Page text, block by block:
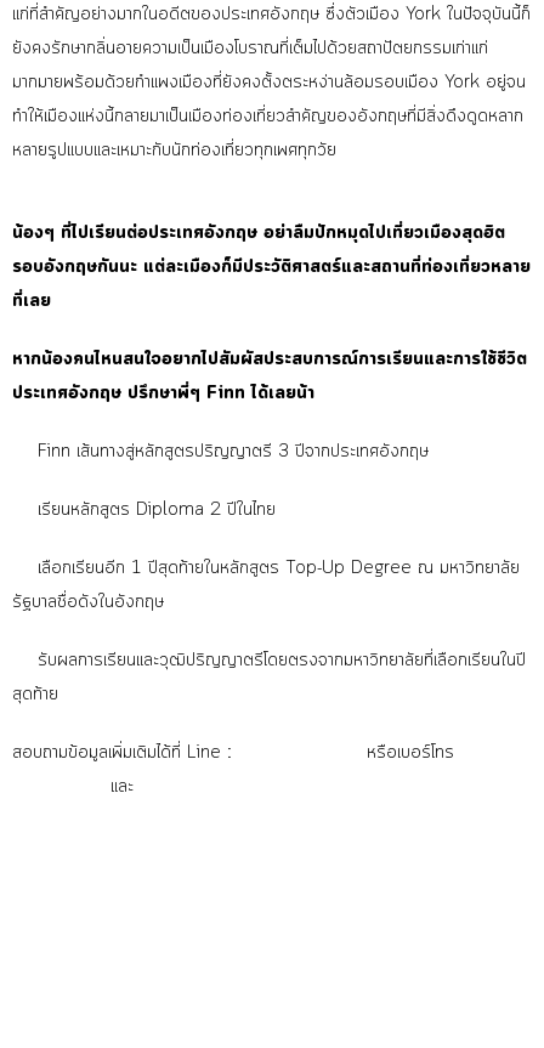
แก่ที่สำคัญอย่างมากในอดีตของประเทศอังกฤษ ซึ่งตัวเมือง York ในปัจจุบันนี้ก็
ยังคงรักษากลิ่นอายความเป็นเมืองโบราณที่เต็มไปด้วยสถาปัตยกรรมเก่าแก่
มากมายพร้อมด้วยกำแพงเมืองที่ยังคงตั้งตระหง่านล้อมรอบเมือง York อยู่จน
ทำให้เมืองแห่งนี้กลายมาเป็นเมืองท่องเที่ยวสำคัญของอังกฤษที่มีสิ่งดึงดูดหลาก
หลายรูปแบบและเหมาะกับนักท่องเที่ยวทุกเพศทุกวัย
น้องๆ ที่ไปเรียนต่อประเทศอังกฤษ อย่าลืมปักหมุดไปเที่ยวเมืองสุดฮิต
รอบอังกฤษกันนะ แต่ละเมืองก็มีประวัติศาสตร์และสถานที่ท่องเที่ยวหลาย
ที่เลย
หากน้องคนไหนสนใจอยากไปสัมผัสประสบการณ์การเรียนและการใช้ชีวิต
ประเทศอังกฤษ ปรึกษาพี่ๆ Finn ได้เลยน้า
Finn เส้นทางสู่หลักสูตรปริญญาตรี 3 ปีจากประเทศอังกฤษ
เรียนหลักสูตร Diploma 2 ปีในไทย
เลือกเรียนอีก 1 ปีสุดท้ายในหลักสูตร Top-Up Degree ณ มหาวิทยาลัย
รัฐบาลชื่อดังในอังกฤษ
รับผลการเรียนและวุฒิปริญญาตรีโดยตรงจากมหาวิทยาลัยที่เลือกเรียนในปี
สุดท้าย
สอบถามข้อมูลเพิ่มเติมได้ที่ Line : หรือเบอร์โทร
และ